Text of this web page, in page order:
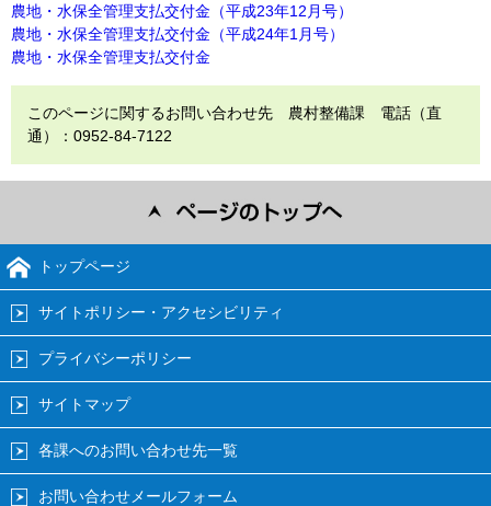
農地・水保全管理支払交付金（平成23年12月号）
農地・水保全管理支払交付金（平成24年1月号）
農地・水保全管理支払交付金
このページに関するお問い合わせ先 農村整備課 電話（直
通）：0952-84-7122
トップページ
サイトポリシー・アクセシビリティ
プライバシーポリシー
サイトマップ
各課へのお問い合わせ先一覧
お問い合わせメールフォーム